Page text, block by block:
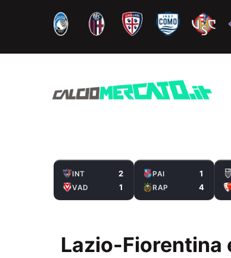
contenuto
INT 2
VAD 1
PAI 1
RAP 4
Lazio-Fiorentina